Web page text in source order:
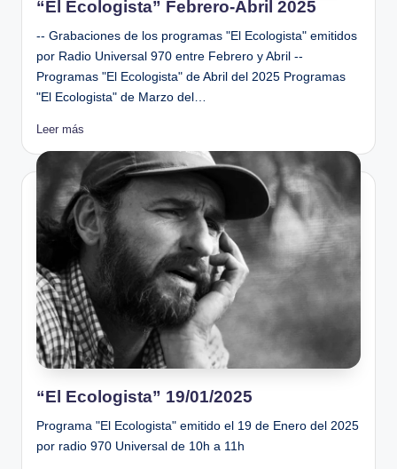
“El Ecologista” Febrero-Abril 2025
-- Grabaciones de los programas "El Ecologista" emitidos
por Radio Universal 970 entre Febrero y Abril --
Programas "El Ecologista" de Abril del 2025 Programas
"El Ecologista" de Marzo del…
Leer más
“El Ecologista” 19/01/2025
Programa "El Ecologista" emitido el 19 de Enero del 2025
por radio 970 Universal de 10h a 11h